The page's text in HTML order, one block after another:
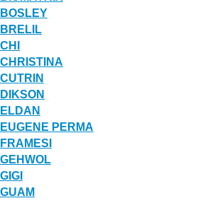
BOSLEY
BRELIL
CHI
CHRISTINA
CUTRIN
DIKSON
ELDAN
EUGENE PERMA
FRAMESI
GEHWOL
GIGI
GUAM